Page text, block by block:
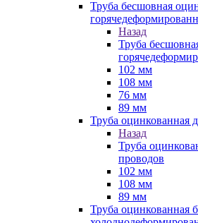
Труба бесшовная
Назад
Труба
102 мм
108 мм
76 мм
89 мм
Труба оцинкованная
Назад
Труба
проводов
102 мм
108 мм
89 мм
Труба оцинкованная